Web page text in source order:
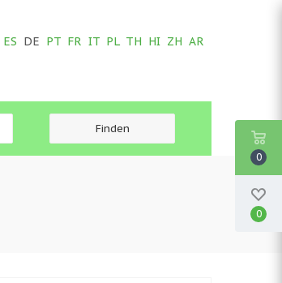
ES DE PT FR IT PL TH HI ZH AR
0
0